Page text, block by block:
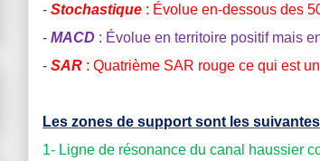
- Stochastique : Évolue en-dessous des
- MACD : Évolue en territoire positif mais
- SAR : Quatrième SAR rouge ce qui est
Les zones de support sont les suivantes
1- Ligne de résonance du canal haussier